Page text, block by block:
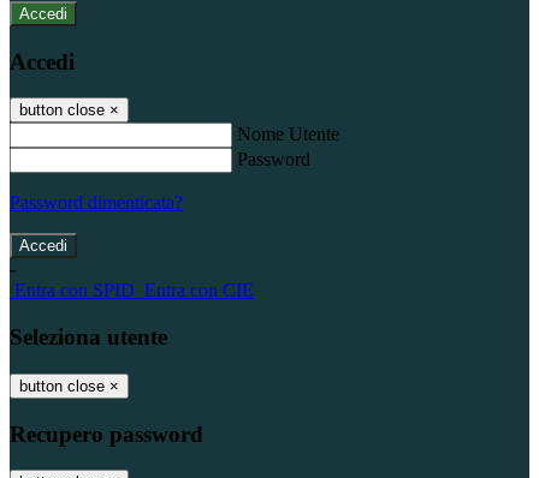
Accedi
Accedi
button close ×
Nome Utente
Password
Password dimenticata?
-
Entra con SPID Entra con CIE
Seleziona utente
button close ×
Recupero password